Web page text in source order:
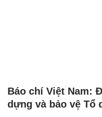
Báo chí Việt Nam:
dựng và bảo vệ Tổ